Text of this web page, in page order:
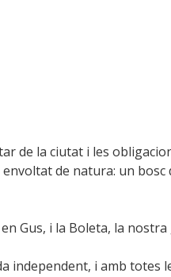
de la ciutat i les
de natura: un
Gus, i la Boleta, la nostra
independent, i amb totes